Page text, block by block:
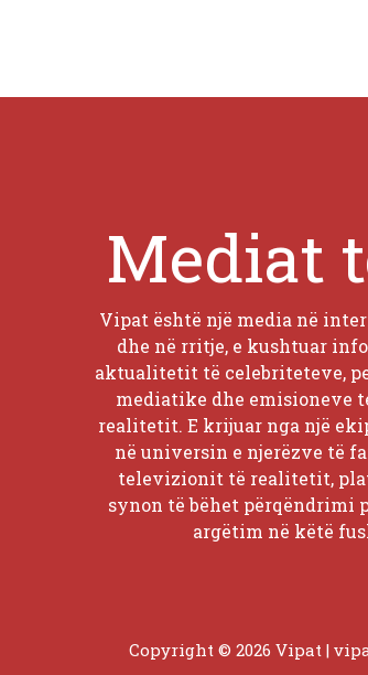
Mediat
Vipat është një media në
dhe në rritje, e kushtuar
aktualitetit të celebriteteve,
mediatike dhe emisioneve
realitetit. E krijuar nga një
në universin e njerëzve të
televizionit të realitetit,
synon të bëhet përqëndrimi
argëtim në këtë
Copyright © 2026 Vipat |